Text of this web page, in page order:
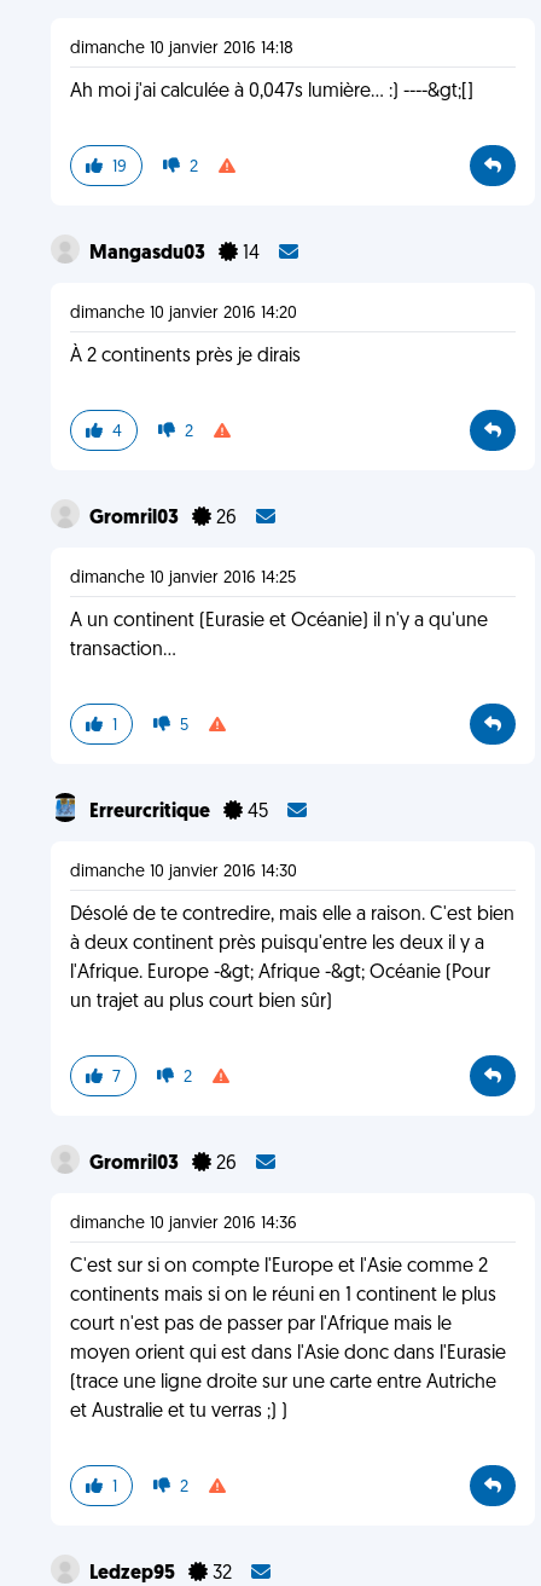
dimanche 10 janvier 2016 14:18
Ah moi j'ai calculée à 0,047s lumière... :) ----&gt;[]
19 2
Mangasdu03 14
dimanche 10 janvier 2016 14:20
À 2 continents près je dirais
4 2
Gromril03 26
dimanche 10 janvier 2016 14:25
A un continent (Eurasie et Océanie) il n'y a qu'une
transaction...
1 5
Erreurcritique 45
dimanche 10 janvier 2016 14:30
Désolé de te contredire, mais elle a raison. C'est bien
à deux continent près puisqu'entre les deux il y a
l'Afrique. Europe -&gt; Afrique -&gt; Océanie (Pour
un trajet au plus court bien sûr)
7 2
Gromril03 26
dimanche 10 janvier 2016 14:36
C'est sur si on compte l'Europe et l'Asie comme 2
continents mais si on le réuni en 1 continent le plus
court n'est pas de passer par l'Afrique mais le
moyen orient qui est dans l'Asie donc dans l'Eurasie
(trace une ligne droite sur une carte entre Autriche
et Australie et tu verras ;) )
1 2
Ledzep95 32